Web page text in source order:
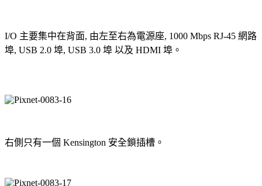
I/O 主要集中在背面, 由左至右為電源座, 1000 Mbps RJ-45 網路
埠, USB 2.0 埠, USB 3.0 埠 以及 HDMI 埠。
右側只有一個 Kensington 安全鎖插槽。